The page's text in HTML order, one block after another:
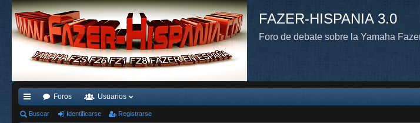
FAZER-HISPANIA 3.0
Foro de debate sobre la Yamaha
nl
Foros Usuarios
Buscar Identificarse Registrarse